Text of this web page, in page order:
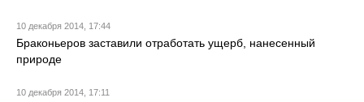
10 декабря 2014, 17:44
Браконьеров заставили отработать ущерб, нанесенный
природе
10 декабря 2014, 17:11